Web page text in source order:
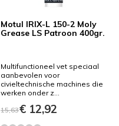
Motul IRIX-L 150-2 Moly
Grease LS Patroon 400gr.
Multifunctioneel vet speciaal
aanbevolen voor
civieltechnische machines die
werken onder z...
15,63€ 12,92